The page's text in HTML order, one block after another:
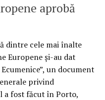
aprobă
dintre cele mai înalte
Europene şi-au dat
un document
privind
a fost făcut în Porto,